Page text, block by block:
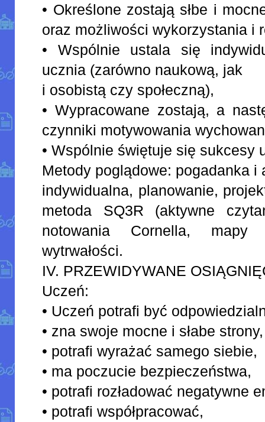
• Określone zostają słbe i
oraz możliwości wykorzystania i
• Wspólnie ustala się
ucznia (zarówno naukową, jak
i osobistą czy społeczną),
• Wypracowane zostają, a
czynniki motywowania
• Wspólnie świętuje się sukcesy
Metody poglądowe: pogadanka i
indywidualna, planowanie,
metoda SQ3R (aktywne
notowania Cornella, mapy
wytrwałości.
IV. PRZEWIDYWANE
Uczeń:
• Uczeń potrafi być
• zna swoje mocne i słabe strony,
• potrafi wyrażać samego siebie,
• ma poczucie bezpieczeństwa,
• potrafi rozładować negatywne
• potrafi współpracować,